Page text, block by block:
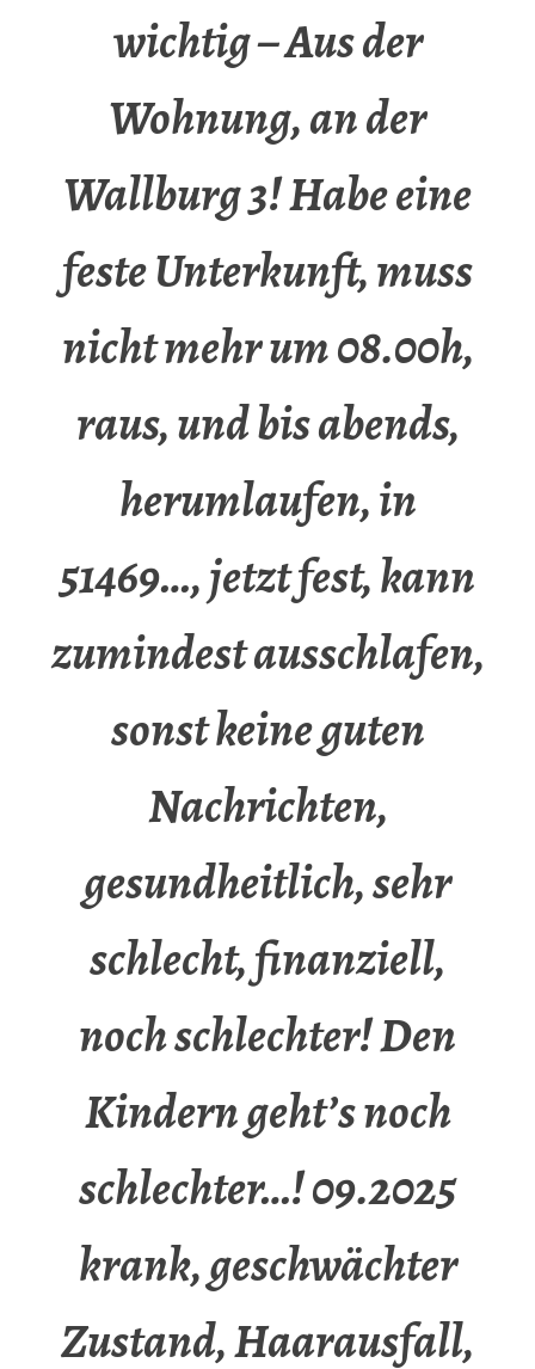
wichtig – Aus der
Wohnung, an der
Wallburg 3! Habe eine
feste Unterkunft, muss
nicht mehr um 08.00h,
raus, und bis abends,
herumlaufen, in
51469…, jetzt fest, kann
zumindest ausschlafen,
sonst keine guten
Nachrichten,
gesundheitlich, sehr
schlecht, finanziell,
noch schlechter! Den
Kindern geht’s noch
schlechter…! 09.2025
krank, geschwächter
Zustand, Haarausfall,